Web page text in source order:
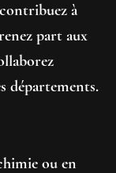
à
part aux
départements.
ou en